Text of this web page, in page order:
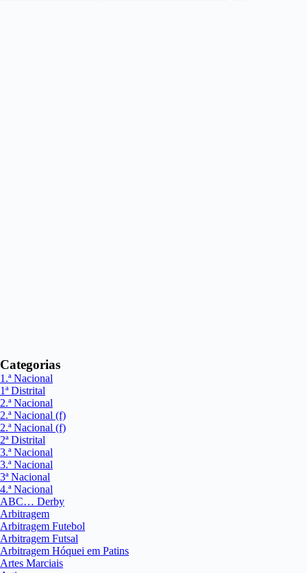
Categorias
1.ª Nacional
1ª Distrital
2.ª Nacional
2.ª Nacional (f)
2.ª Nacional (f)
2ª Distrital
3.ª Nacional
3.ª Nacional
3ª Nacional
4.ª Nacional
ABC… Derby
Arbitragem
Arbitragem Futebol
Arbitragem Futsal
Arbitragem Hóquei em Patins
Artes Marciais